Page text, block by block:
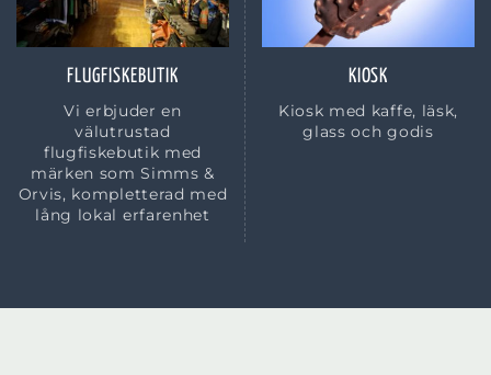
FLUGFISKEBUTIK
Vi erbjuder en
välutrustad
flugfiskebutik med
märken som Simms &
Orvis, kompletterad med
lång lokal erfarenhet
KIOSK
Kiosk med kaffe, läsk,
glass och godis